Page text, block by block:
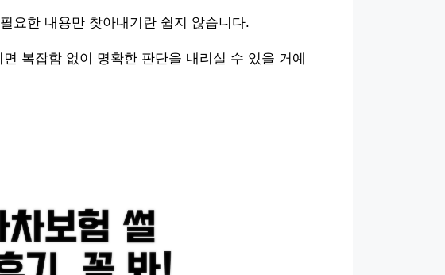
요한 내용만 찾아내기란 쉽지 않습니다.
복잡함 없이 명확한 판단을 내리실 수 있을 거예